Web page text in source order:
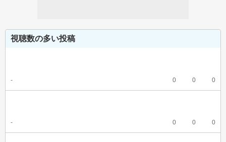
視聴数の多い投稿
- 0 0 0
- 0 0 0